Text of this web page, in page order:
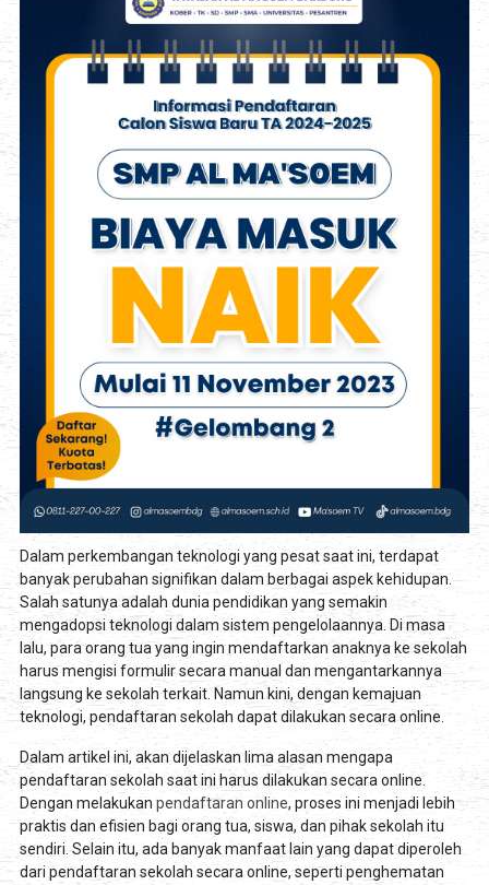
Dalam perkembangan teknologi yang pesat saat ini, terdapat
banyak perubahan signifikan dalam berbagai aspek kehidupan.
Salah satunya adalah dunia pendidikan yang semakin
mengadopsi teknologi dalam sistem pengelolaannya. Di masa
lalu, para orang tua yang ingin mendaftarkan anaknya ke sekolah
harus mengisi formulir secara manual dan mengantarkannya
langsung ke sekolah terkait. Namun kini, dengan kemajuan
teknologi, pendaftaran sekolah dapat dilakukan secara online.
Dalam artikel ini, akan dijelaskan lima alasan mengapa
pendaftaran sekolah saat ini harus dilakukan secara online.
Dengan melakukanpendaftaran online, proses ini menjadi lebih
praktis dan efisien bagi orang tua, siswa, dan pihak sekolah itu
sendiri. Selain itu, ada banyak manfaat lain yang dapat diperoleh
dari pendaftaran sekolah secara online, seperti penghematan